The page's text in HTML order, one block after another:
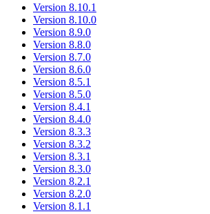
Version 8.10.1
Version 8.10.0
Version 8.9.0
Version 8.8.0
Version 8.7.0
Version 8.6.0
Version 8.5.1
Version 8.5.0
Version 8.4.1
Version 8.4.0
Version 8.3.3
Version 8.3.2
Version 8.3.1
Version 8.3.0
Version 8.2.1
Version 8.2.0
Version 8.1.1